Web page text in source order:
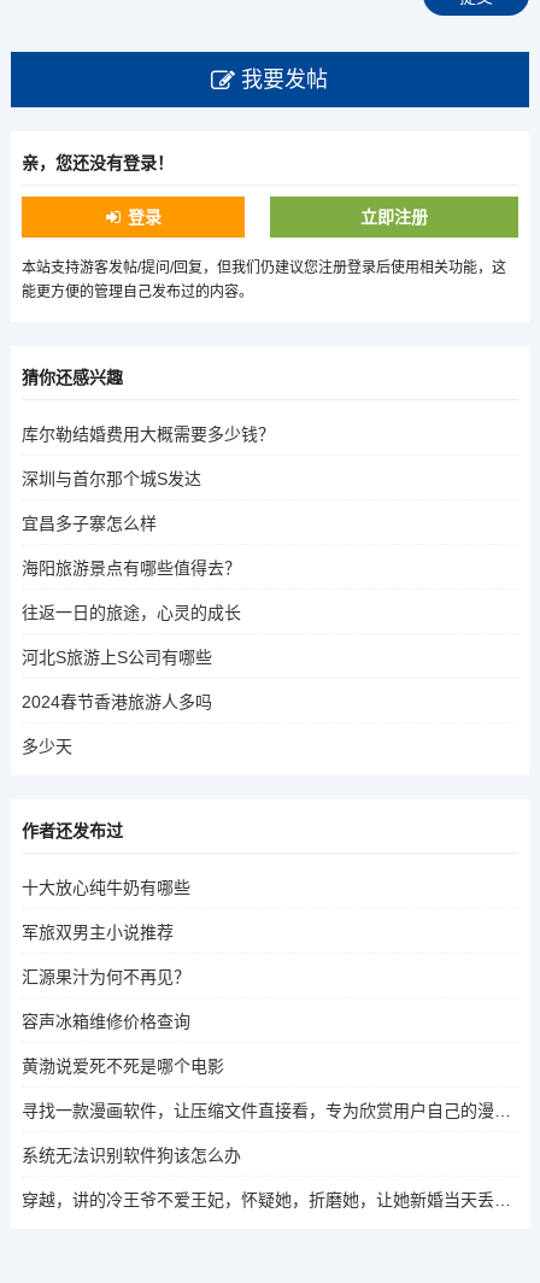
我要发帖
亲，您还没有登录！
登录 立即注册
本站支持游客发帖/提问/回复，但我们仍建议您注册登录后使用相关功能，这
能更方便的管理自己发布过的内容。
猜你还感兴趣
库尔勒结婚费用大概需要多少钱？
深圳与首尔那个城S发达
宜昌多子寨怎么样
海阳旅游景点有哪些值得去？
往返一日的旅途，心灵的成长
河北S旅游上S公司有哪些
2024春节香港旅游人多吗
多少天
作者还发布过
十大放心纯牛奶有哪些
军旅双男主小说推荐
汇源果汁为何不再见？
容声冰箱维修价格查询
黄渤说爱死不死是哪个电影
系统无法识别软件狗该怎么办
穿越，讲的冷王爷不爱王妃，怀疑她，折磨她，让她新婚当天丢尽颜面，有知道小说名的么